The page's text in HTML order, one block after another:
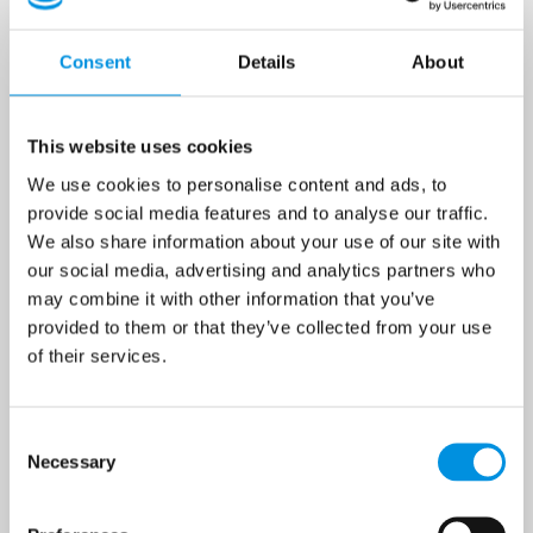
Consent Details About
This website uses cookies
We use cookies to personalise content and ads, to
provide social media features and to analyse our traffic.
We also share information about your use of our site with
our social media, advertising and analytics partners who
may combine it with other information that you’ve
provided to them or that they’ve collected from your use
of their services.
Necessary
Dueodde Fyrtårn er med sine 47 meter og 196 trin det
højeste fyrtårn i Nordeuropa. En tur op i fyret er
kystområdet og den sydlige del af Bornholm.
Dueodde er et stort område med sommerhuse og
campingpladser. Som sommerhusgæst er du tæt på
strand, natur, attraktioner, liv og aktiviteter. I Dueodde selv
er der flere isbutikker, mindre restauranter og et
minimarked i forbindelse med campingpladsen. Ved
Fyrvejens P-plads er der busstoppested. For dagligdags
indkøb er der ca. 5 km til Snogebæk og ca. 10 km til den
hyggelige gå- og cykelture. Der er samtidig mulighed for at
Verdenskrig. Hensigten var at opstille kanoner på dette